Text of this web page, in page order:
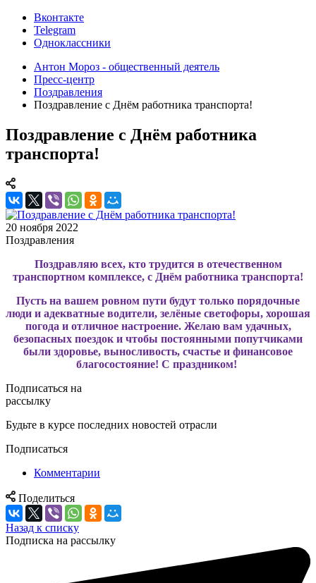
Вконтакте
Telegram
Одноклассники
Антон Мороз - общественный деятель
Пресс-центр
Поздравления
Поздравление с Днём работника транспорта!
Поздравление с Днём работника
транспорта!
20 ноября 2022
Поздравления
Поздравляю всех, кто трудится в отечественном
транспортном комплексе, с Днём работника транспорта!
Пусть на вашем ровном пути будут только порядочные
люди и адекватные водители, зелёные светофоры, хорошая
погода и отличное настроение. Желаю вам удачных,
безопасных поездок и чтобы постоянными попутчиками
были здоровье, выносливость, счастье и финансовое
благосостояние! С праздником!
Подписаться на
рассылку
Будьте в курсе последних новостей отрасли
Подписаться
Комментарии
Поделиться
Назад к списку
Подписка на рассылку